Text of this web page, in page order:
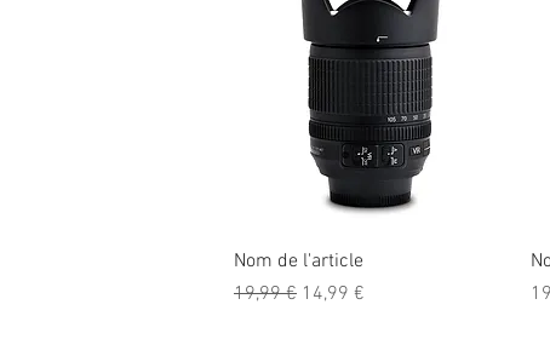
Aperçu rapide
Nom de l'article
Prix original
19,99 € Prix promotionnel
14,99 €